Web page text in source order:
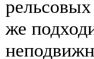
же